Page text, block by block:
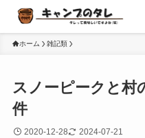
ホーム 雑記類
スノーピークと村
件
2020-12-28 2024-07-21